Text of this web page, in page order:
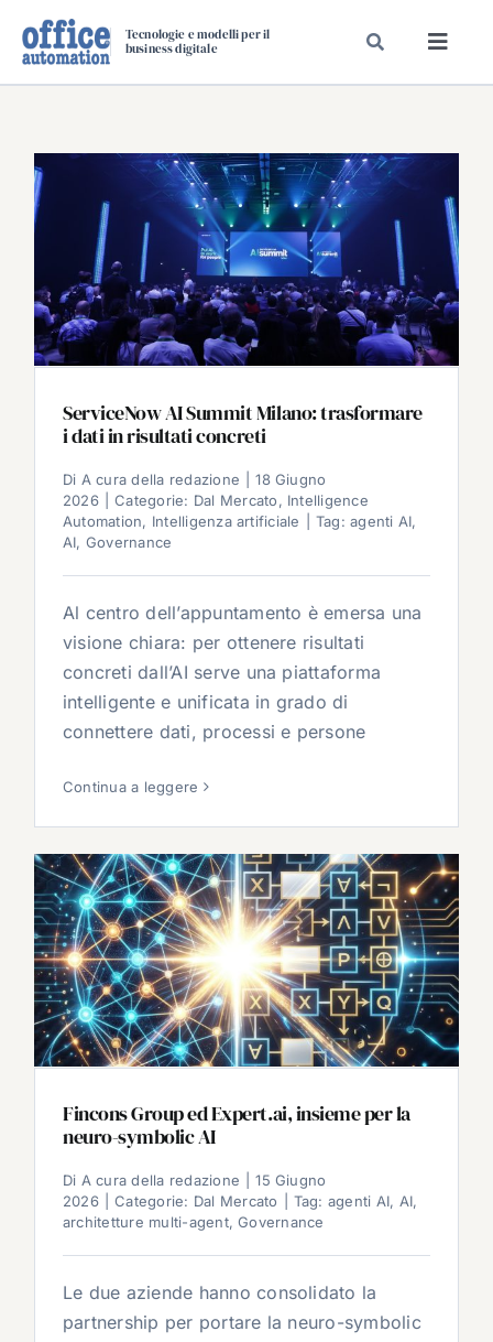
Tecnologie e modelli per il
business digitale
TAVOLE ROTONDE DI REDAZIONE
DAL MERCATO
CARRIERE
VIDEO
EVENTI
ServiceNow AI Summit Milano: trasformare
i dati in risultati concreti
Di A cura della redazione
18 Giugno
2026
Categorie: Dal Mercato, Intelligence
Automation, Intelligenza artificiale Tag:agenti AI,
AI, Governance
Al centro dell’appuntamento è emersa una
visione chiara: per ottenere risultati
concreti dall’AI serve una piattaforma
intelligente e unificata in grado di
connettere dati, processi e persone
Continua a leggere
Fincons Group ed Expert.ai, insieme per la
neuro-symbolic AI
Di A cura della redazione
15 Giugno
2026
Categorie: Dal Mercato Tag: agenti AI, AI,
architetture multi-agent,Governance
Le due aziende hanno consolidato la
partnership per portare la neuro-symbolic